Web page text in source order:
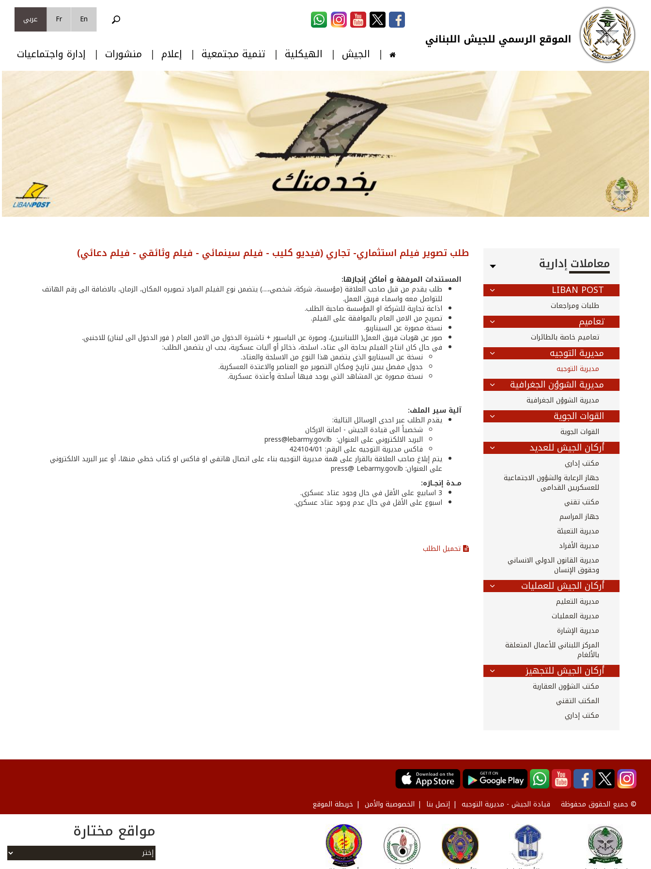
تجاوز إلى المحتوى الرئيسي
Skip to navigation
En
Fr عربي
الجيش الهيكلية تنمية مجتمعية إعلام منشورات إدارة واجتماعيات
معاملات إدارية
LIBAN POST
طلبات ومراجعات
تعاميم
تعاميم خاصة بالطائرات
مديرية التوجيه
مديرية التوجيه
مديرية الشوؤن الجغرافية
مديرية الشوؤن الجغرافية
القوات الجوية
القوات الجوية
أركان الجيش للعديد
مكتب إداري
جهاز الرعاية والشؤون الاجتماعية
للعسكريين القدامى
مكتب تقني
جهاز المراسم
مديرية التعبئة
مديرية الأفراد
مديرية القانون الدولي الانساني
وحقوق الإنسان
أركان الجيش للعمليات
مديرية التعليم
مديرية العمليات
مديرية الإشارة
المركز اللبناني للأعمال المتعلقة
بالألغام
أركان الجيش للتجهيز
مكتب الشؤون العقارية
المكتب التقني
مكتب إداري
طلب تصوير فيلم استثماري- تجاري (فيديو كليب - فيلم سينمائي - فيلم وثائقي - فيلم دعائي)
المستندات المرفقة و أماكن إنجازها:
طلب يقدم من قبل صاحب العلاقة (مؤسسة، شركة، شخصي،....) يتضمن نوع الفيلم المراد تصويره المكان، الزمان، بالاضافة الى رقم الهاتف
للتواصل معه واسماء فريق العمل.
اذاعة تجارية للشركة او المؤسسة صاحبة الطلب.
تصريح من الامن العام بالموافقة على الفيلم.
نسخة مصورة عن السيناريو.
صور عن هويات فريق العمل( اللبنانيين)، وصورة عن الباسبور + تاشيرة الدخول من الامن العام ( فور الدخول الى لبنان) للاجنبي.
في حال كان انتاج الفيلم بحاجة الى عتاد، اسلحة، ذخائر أو آليات عسكرية، يجب ان يتضمن الطلب:
نسخة عن السيناريو الذي يتضمن هذا النوع من الاسلحة والعتاد.
جدول مفصل يبين تاريخ ومكان التصوير مع العناصر والاعتدة العسكرية.
نسخة مصورة عن المشاهد التي يوجد فيها أسلحة وأعتدة عسكرية.
آلية سير الملف:
يقدم الطلب عبر احدى الوسائل التالية:
شخصياً الى قيادة الجيش - امانة الاركان
البريد الالكتروني على العنوان: press@lebarmy.gov.lb
فاكس مديرية التوجيه على الرقم: 424104/01
يتم إبلاغ صاحب العلاقة بالقرار على همة مديرية التوجيه بناء على اتصال هاتفي او فاكس او كتاب خطي منها، أو عبر البريد الالكتروني
على العنوان: press@ Lebarmy.gov.lb
مــدة إنجــازه:
3 اسابيع على الأقل في حال وجود عتاد عسكري.
اسبوع على الأقل في حال عدم وجود عتاد عسكري.
تحميل الطلب
© جميع الحقوق محفوظة قيادة الجيش - مديرية التوجيه إتصل بنا الخصوصية والأمن خريطة الموقع
مواقع مختارة